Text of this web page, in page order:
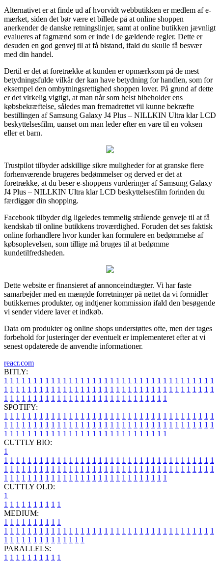
Alternativet er at finde ud af hvorvidt webbutikken er medlem af e-
mærket, siden det bør være et billede på at online shoppen
anerkender de danske retningslinjer, samt at online butikken jævnligt
evalueres af fagmænd som er inde i de gældende regler. Dette er
desuden en god genvej til at få bistand, ifald du skulle få besvær
med din handel.
Dertil er det at foretrække at kunden er opmærksom på de mest
betydningsfulde vilkår der kan have betydning for handlen, som for
eksempel den ombytningsrettighed shoppen lover. På grund af dette
er det virkelig vigtigt, at man når som helst bibeholder ens
købsbekræftelse, således man fremadrettet vil kunne bekræfte
bestillingen af Samsung Galaxy J4 Plus – NILLKIN Ultra klar LCD
beskyttelsesfilm, uanset om man leder efter en vare til en voksen
eller et barn.
Trustpilot tilbyder adskillige sikre muligheder for at granske flere
forhenværende brugeres bedømmelser og derved er det at
foretrække, at du beser e-shoppens vurderinger af Samsung Galaxy
J4 Plus – NILLKIN Ultra klar LCD beskyttelsesfilm forinden du
færdiggør din shopping.
Facebook tilbyder dig ligeledes temmelig strålende genveje til at få
kendskab til online butikkens troværdighed. Foruden det ses faktisk
online forhandlere hvor kunder kan formulere en bedømmelse af
købsoplevelsen, som tillige må bruges til at bedømme
kundetilfredsheden.
Dette website er finansieret af annonceindtægter. Vi har faste
samarbejder med en mængde forretninger på nettet da vi formidler
butikkernes produkter, og indtjener kommission ifald den besøgende
vi sender videre laver et indkøb.
Data om produkter og online shops understøttes ofte, men der tages
forbehold for justeringer der eventuelt er implementeret efter at vi
senest opdaterede de anvendte informationer.
reacr.com
BITLY:
1 1 1 1 1 1 1 1 1 1 1 1 1 1 1 1 1 1 1 1 1 1 1 1 1 1 1 1 1 1 1 1 1 1 1 1
1 1 1 1 1 1 1 1 1 1 1 1 1 1 1 1 1 1 1 1 1 1 1 1 1 1 1 1 1 1 1 1 1 1 1 1
1 1 1 1 1 1 1 1 1 1 1 1 1 1 1 1 1 1 1 1 1 1 1 1 1 1 1 1
SPOTIFY:
1 1 1 1 1 1 1 1 1 1 1 1 1 1 1 1 1 1 1 1 1 1 1 1 1 1 1 1 1 1 1 1 1 1 1 1
1 1 1 1 1 1 1 1 1 1 1 1 1 1 1 1 1 1 1 1 1 1 1 1 1 1 1 1 1 1 1 1 1 1 1 1
1 1 1 1 1 1 1 1 1 1 1 1 1 1 1 1 1 1 1 1 1 1 1 1 1 1 1 1
CUTTLY BIO:
1
1 1 1 1 1 1 1 1 1 1 1 1 1 1 1 1 1 1 1 1 1 1 1 1 1 1 1 1 1 1 1 1 1 1 1 1
1 1 1 1 1 1 1 1 1 1 1 1 1 1 1 1 1 1 1 1 1 1 1 1 1 1 1 1 1 1 1 1 1 1 1 1
1 1 1 1 1 1 1 1 1 1 1 1 1 1 1 1 1 1 1 1 1 1 1 1 1 1 1 1
CUTTLY OLD:
1
1 1 1 1 1 1 1 1 1 1
MEDIUM:
1 1 1 1 1 1 1 1 1 1
1 1 1 1 1 1 1 1 1 1 1 1 1 1 1 1 1 1 1 1 1 1 1 1 1 1 1 1 1 1 1 1 1 1 1 1
1 1 1 1 1 1 1 1 1 1 1 1 1 1
PARALLELS:
1 1 1 1 1 1 1 1 1 1